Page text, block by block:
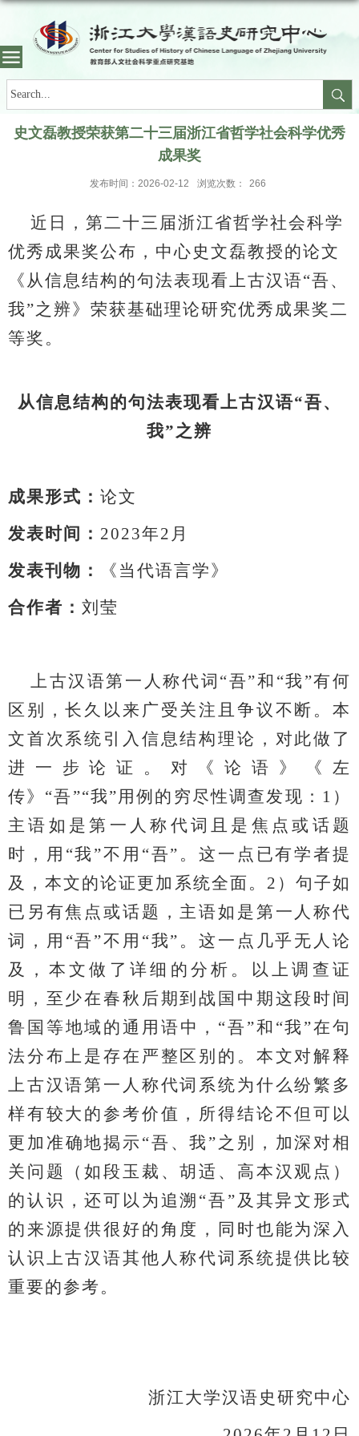
史文磊教授荣获第二十三届浙江省哲学社会科学优秀
成果奖
发布时间：2026-02-12 浏览次数： 266
近日，第二十三届浙江省哲学社会科学
优秀成果奖公布，中心史文磊教授的论文
《从信息结构的句法表现看上古汉语“吾、
我”之辨》荣获基础理论研究优秀成果奖二
等奖。
从信息结构的句法表现看上古汉语“吾、
我”之辨
成果形式： 论文
发表时间： 2023年2月
发表刊物：
《当代语言学》
合作者： 刘莹
上古汉语第一人称代词 “吾”和“我”有何
区别，长久以来广受关注且争议不断。本
文首次系统引入信息结构理论，对此做了
进一步论证。对《论语》《左
传》“吾”“我”用例的穷尽性调查发现：1）
主语如是第一人称代词且是焦点或话题
时，用“我”不用“吾”。这一点已有学者提
及，本文的论证更加系统全面。2）句子如
已另有焦点或话题，主语如是第一人称代
词，用“吾”不用“我”。这一点几乎无人论
及，本文做了详细的分析。以上调查证
明，至少在春秋后期到战国中期这段时间
鲁国等地域的通用语中，“吾”和“我”在句
法分布上是存在严整区别的。本文对解释
上古汉语第一人称代词系统为什么纷繁多
样有较大的参考价值，所得结论不但可以
更加准确地揭示“吾、我”之别，加深对相
关问题（如段玉裁、胡适、高本汉观点）
的认识，还可以为追溯“吾”及其异文形式
的来源提供很好的角度，同时也能为深入
认识上古汉语其他人称代词系统提供比较
重要的参考。
浙江大学汉语史研究中心